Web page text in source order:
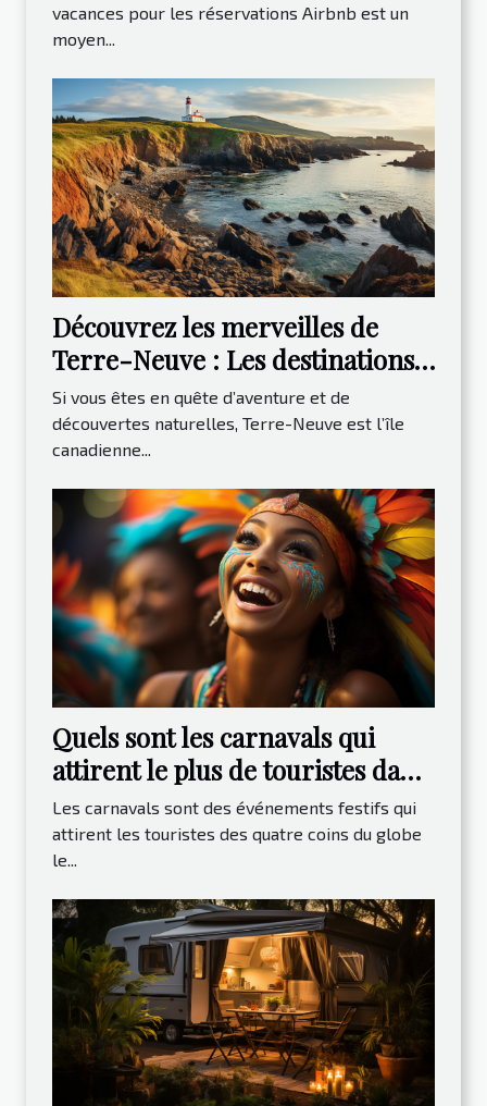
vacances pour les réservations Airbnb est un
moyen...
Découvrez les merveilles de
Terre-Neuve : Les destinations
incontournables à visiter
Si vous êtes en quête d’aventure et de
découvertes naturelles, Terre-Neuve est l’île
canadienne...
Quels sont les carnavals qui
attirent le plus de touristes dans
le monde ?
Les carnavals sont des événements festifs qui
attirent les touristes des quatre coins du globe
le...